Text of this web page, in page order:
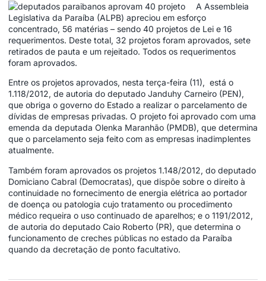
A Assembleia
Legislativa da Paraíba (ALPB) apreciou em esforço
concentrado, 56 matérias – sendo 40 projetos de Lei e 16
requerimentos. Deste total, 32 projetos foram aprovados, sete
retirados de pauta e um rejeitado. Todos os requerimentos
foram aprovados.
Entre os projetos aprovados, nesta terça-feira (11), está o
1.118/2012, de autoria do deputado Janduhy Carneiro (PEN),
que obriga o governo do Estado a realizar o parcelamento de
dívidas de empresas privadas. O projeto foi aprovado com uma
emenda da deputada Olenka Maranhão (PMDB), que determina
que o parcelamento seja feito com as empresas inadimplentes
atualmente.
Também foram aprovados os projetos 1.148/2012, do deputado
Domiciano Cabral (Democratas), que dispõe sobre o direito à
continuidade no fornecimento de energia elétrica ao portador
de doença ou patologia cujo tratamento ou procedimento
médico requeira o uso continuado de aparelhos; e o 1191/2012,
de autoria do deputado Caio Roberto (PR), que determina o
funcionamento de creches públicas no estado da Paraíba
quando da decretação de ponto facultativo.